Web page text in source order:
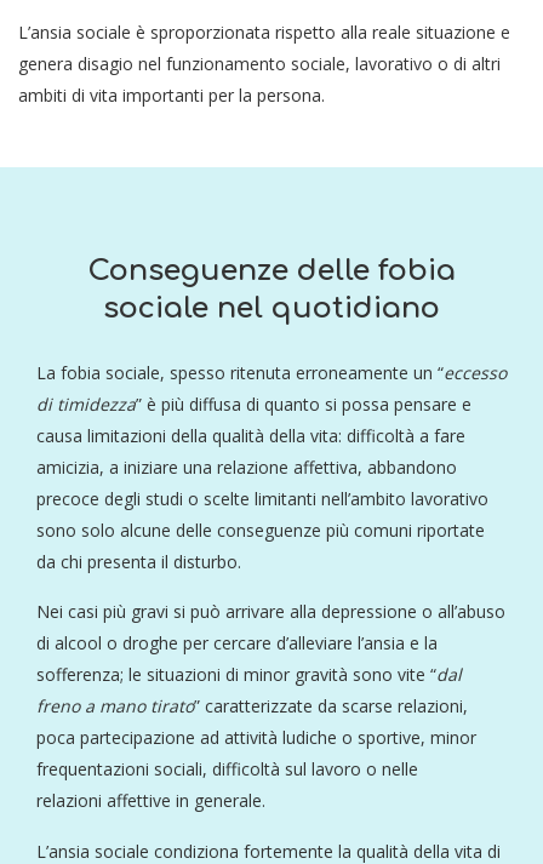
L’ansia sociale è sproporzionata rispetto alla reale situazione e
genera disagio nel funzionamento sociale, lavorativo o di altri
ambiti di vita importanti per la persona.
Conseguenze delle fobia
sociale nel quotidiano
La fobia sociale, spesso ritenuta erroneamente un “eccesso
di timidezza” è più diffusa di quanto si possa pensare e
causa limitazioni della qualità della vita: difficoltà a fare
amicizia, a iniziare una relazione affettiva, abbandono
precoce degli studi o scelte limitanti nell’ambito lavorativo
sono solo alcune delle conseguenze più comuni riportate
da chi presenta il disturbo.
Nei casi più gravi si può arrivare alla depressione o all’abuso
di alcool o droghe per cercare d’alleviare l’ansia e la
sofferenza; le situazioni di minor gravità sono vite “dal
freno a mano tirato” caratterizzate da scarse relazioni,
poca partecipazione ad attività ludiche o sportive, minor
frequentazioni sociali, difficoltà sul lavoro o nelle
relazioni affettive in generale.
L’ansia sociale condiziona fortemente la qualità della vita di